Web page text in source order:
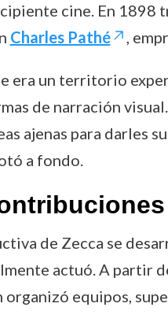
cine. En 1898
Charles Pathé ,
era un territorio
de narración
ajenas para darles
a fondo.
de Zecca se
actuó. A partir
organizó equipos,